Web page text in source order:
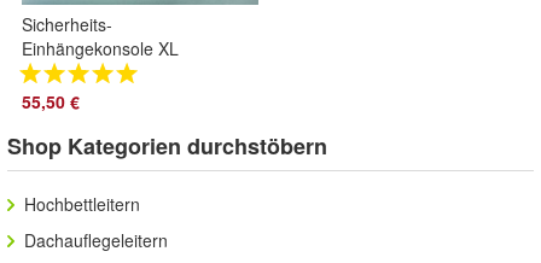
Sicherheits-
Einhängekonsole XL
für Holz-Stufen-
Anlegeleitern
55,50 €
Shop Kategorien durchstöbern
Hochbettleitern
Dachauflegeleitern